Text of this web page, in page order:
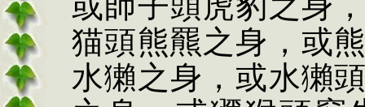
猫頭熊羆之身，或
水獺之身，或水獺